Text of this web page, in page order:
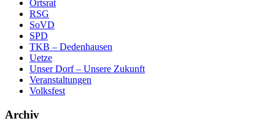
Ortsrat
RSG
SoVD
SPD
TKB – Dedenhausen
Uetze
Unser Dorf – Unsere Zukunft
Veranstaltungen
Volksfest
Archiv